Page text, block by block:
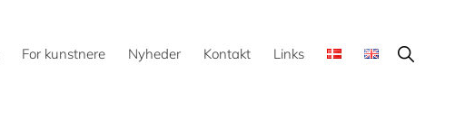
For kunstnere Nyheder Kontakt Links Show
Search